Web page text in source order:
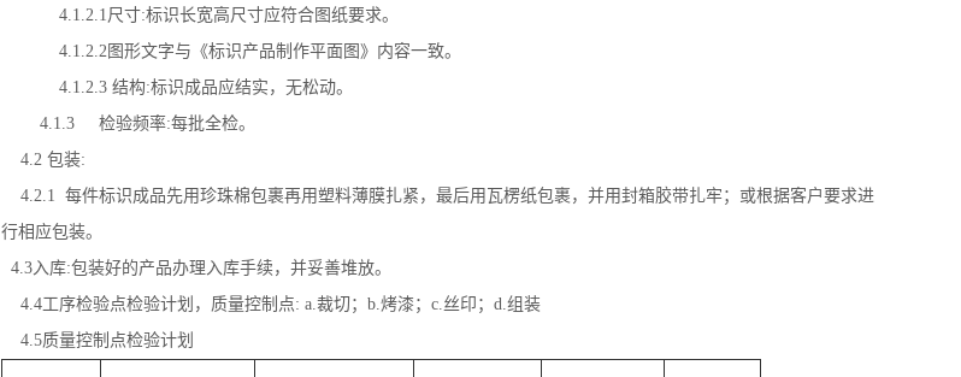
4.1.2.1尺寸:标识长宽高尺寸应符合图纸要求。
4.1.2.2图形文字与《标识产品制作平面图》内容一致。
4.1.2.3 结构:标识成品应结实，无松动。
4.1.3 检验频率:每批全检。
4.2 包装:
4.2.1 每件标识成品先用珍珠棉包裹再用塑料薄膜扎紧，最后用瓦楞纸包裹，并用封箱胶带扎牢；或根据客户要求进
行相应包装。
4.3入库:包装好的产品办理入库手续，并妥善堆放。
4.4工序检验点检验计划，质量控制点: a.裁切； b.烤漆； c.丝印； d.组装
4.5质量控制点检验计划